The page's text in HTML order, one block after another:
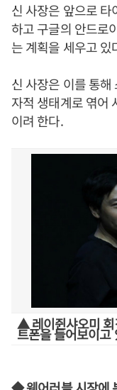
신 사장은 앞으로
하고 구글의 안드로
는 계획을 세우고 있
신 사장은 이를 통
자적 생태계로 엮어
이려 한다.
▲ 레이쥔샤오미 회
트폰을 들어보이고